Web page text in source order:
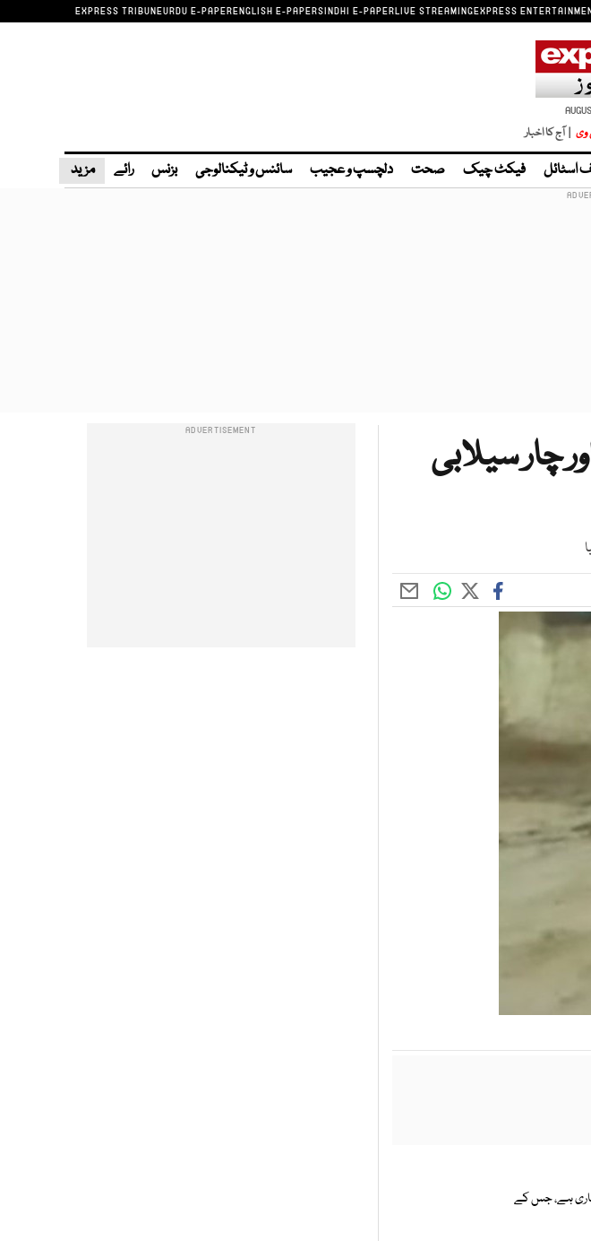
EXPRESS TRIBUNEURDU E-PAPERENGLISH E-PAPERSINDHI E-PAPERLIVE STREAMINGEXPRESS
وی | آج کا اخبار
اسٹائل فیکٹ چیک صحت دلچسپ و عجیب سائنس و ٹیکنالوجی بزنس رائے مزید
چار سیلابی
جاری ہے، جس کے